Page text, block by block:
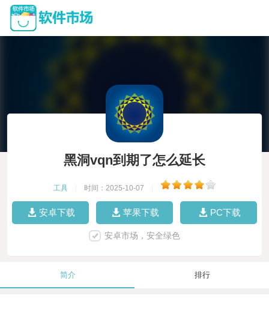
黑洞vqn到期了怎么延长
工具 时间：2025-10-07
安卓下载 苹果下载 PC下载
安卓市场，安全绿色
简介 排行